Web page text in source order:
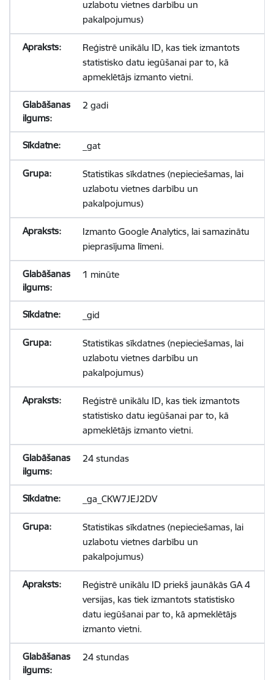
uzlabotu vietnes darbību un
pakalpojumus)
Reģistrē unikālu ID, kas tiek izmantots
statistisko datu iegūšanai par to, kā
apmeklētājs izmanto vietni.
2 gadi
_gat
Statistikas sīkdatnes (nepieciešamas, lai
uzlabotu vietnes darbību un
pakalpojumus)
Izmanto Google Analytics, lai samazinātu
pieprasījuma līmeni.
1 minūte
_gid
Statistikas sīkdatnes (nepieciešamas, lai
uzlabotu vietnes darbību un
pakalpojumus)
Reģistrē unikālu ID, kas tiek izmantots
statistisko datu iegūšanai par to, kā
apmeklētājs izmanto vietni.
24 stundas
_ga_CKW7JEJ2DV
Statistikas sīkdatnes (nepieciešamas, lai
uzlabotu vietnes darbību un
pakalpojumus)
Reģistrē unikālu ID priekš jaunākās GA 4
versijas, kas tiek izmantots statistisko
datu iegūšanai par to, kā apmeklētājs
izmanto vietni.
24 stundas